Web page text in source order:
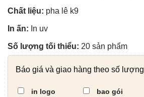
Chất liệu: pha lê k9
In ấn: In uv
Số lượng tối thiểu: 20 sản phẩm
Báo giá và giao hàng theo số lượng
in logo bao gói